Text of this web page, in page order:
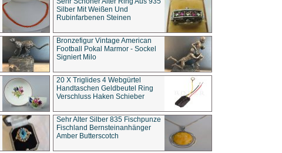
Silber Mit Weißen Und
Rubinfarbenen Steinen
Bronzefigur Vintage American
Football Pokal Marmor - Sockel
Signiert Milo
20 X Triglides 4 Webgürtel
Handtaschen Geldbeutel Ring
Verschluss Haken Schieber
Sehr Alter Silber 835 Fischpunze
Fischland Bernsteinanhänger
Amber Butterscotch